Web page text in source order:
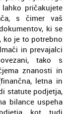
pričakujete
s čimer vaš
ki se
ko je to potrebno
in prevajalci
tako s
znanosti in
letna in
statute podjetja,
bilance uspeha
kot tudi